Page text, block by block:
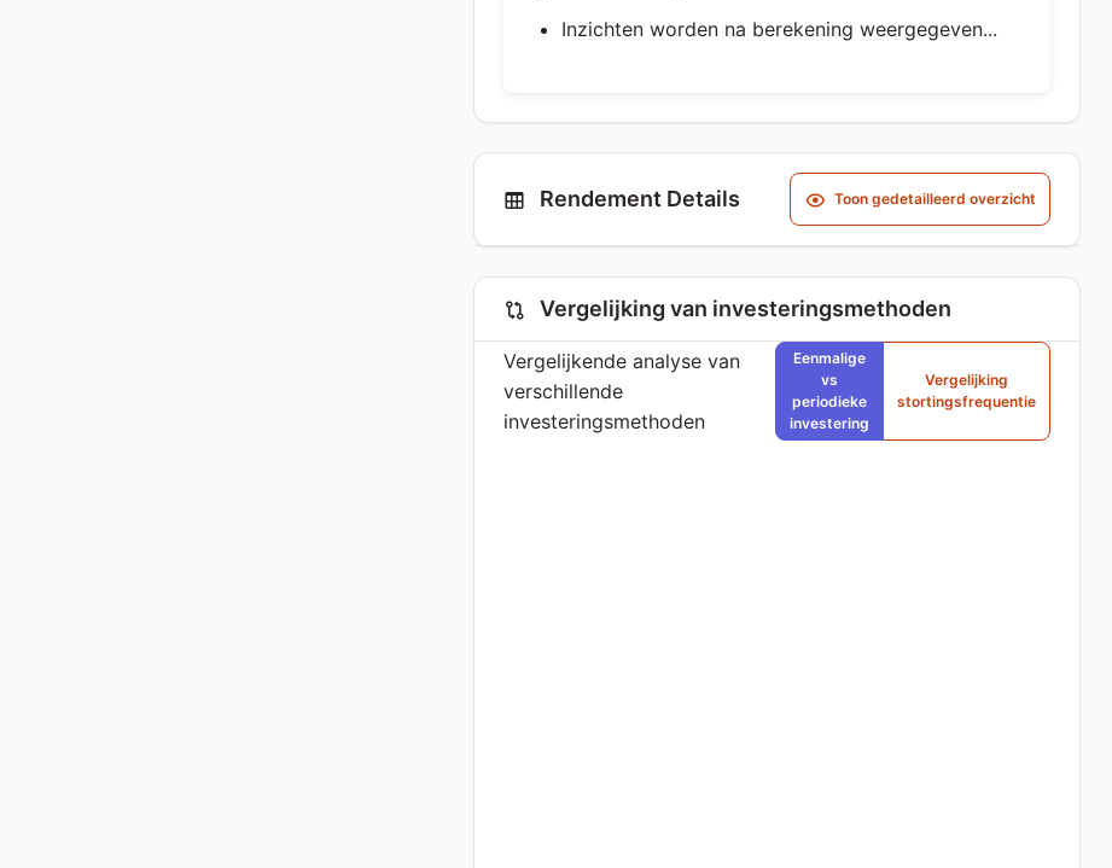
Inzichten worden na berekening weergegeven...
Rendement Details Toon gedetailleerd overzicht
Vergelijking van investeringsmethoden
Vergelijkende analyse van
verschillende
investeringsmethoden
Eenmalige
vs
periodieke
investering
Vergelijking
stortingsfrequentie